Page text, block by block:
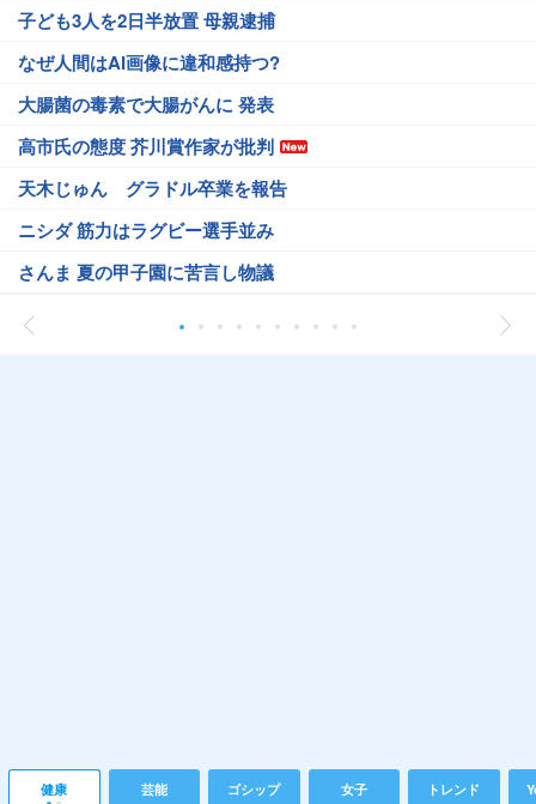
子ども3人を2日半放置 母親逮捕
なぜ人間はAI画像に違和感持つ?
大腸菌の毒素で大腸がんに 発表
高市氏の態度 芥川賞作家が批判
天木じゅん グラドル卒業を報告
ニシダ 筋力はラグビー選手並み
さんま 夏の甲子園に苦言し物議
健康 芸能 ゴシップ 女子 トレンド